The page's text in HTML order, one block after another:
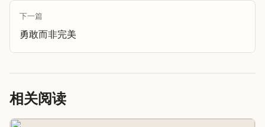
下一篇
勇敢而非完美
相关阅读